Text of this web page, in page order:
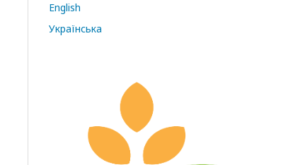
English
Українська